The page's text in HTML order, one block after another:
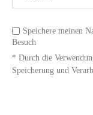
Speichere meinen
Besuch
* Durch die
Speicherung und